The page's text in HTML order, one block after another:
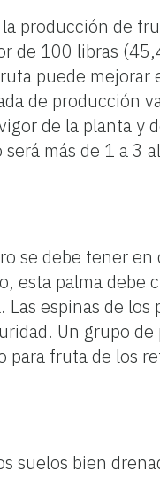
producción de
de 100 libras
puede
de producción
de la planta y
más de 1 a 3
se debe tener
esta palma debe
espinas de
Un grupo
para fruta de los
suelos bien